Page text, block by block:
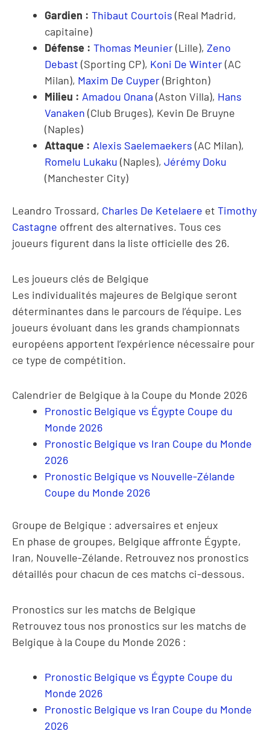
Gardien : Thibaut Courtois (Real Madrid,
capitaine)
Défense : Thomas Meunier(Lille), Zeno
Debast (Sporting CP), Koni De Winter(AC
Milan), Maxim De Cuyper(Brighton)
Milieu : Amadou Onana (Aston Villa), Hans
Vanaken (Club Bruges), Kevin De Bruyne
(Naples)
Attaque : Alexis Saelemaekers (AC Milan),
Romelu Lukaku (Naples), Jérémy Doku
(Manchester City)
Leandro Trossard, Charles De Ketelaere et Timothy
Castagne offrent des alternatives. Tous ces
joueurs figurent dans la liste officielle des 26.
Les joueurs clés de Belgique
Les individualités majeures de Belgique seront
déterminantes dans le parcours de l’équipe. Les
joueurs évoluant dans les grands championnats
européens apportent l’expérience nécessaire pour
ce type de compétition.
Calendrier de Belgique à la Coupe du Monde 2026
Pronostic Belgique vs Égypte Coupe du
Monde 2026
Pronostic Belgique vs Iran Coupe du Monde
2026
Pronostic Belgique vs Nouvelle-Zélande
Coupe du Monde 2026
Groupe de Belgique : adversaires et enjeux
En phase de groupes, Belgique affronte Égypte,
Iran, Nouvelle-Zélande. Retrouvez nos pronostics
détaillés pour chacun de ces matchs ci-dessous.
Pronostics sur les matchs de Belgique
Retrouvez tous nos pronostics sur les matchs de
Belgique à la Coupe du Monde 2026 :
Pronostic Belgique vs Égypte Coupe du
Monde 2026
Pronostic Belgique vs Iran Coupe du Monde
2026